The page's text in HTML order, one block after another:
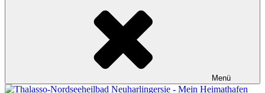
Menü